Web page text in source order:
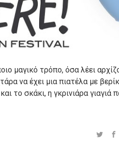
μαγικό τρόπο, όσα λέει
να έχει μια πιατέλα με
το σκάκι, η γκρινιάρα γιαγιά